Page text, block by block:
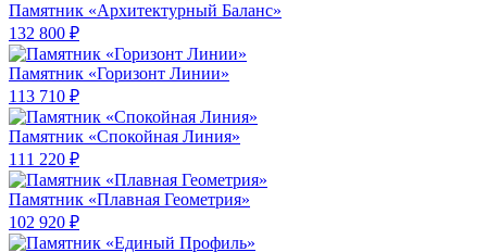
Памятник «Архитектурный Баланс»
132 800 ₽
Памятник «Горизонт Линии»
113 710 ₽
Памятник «Спокойная Линия»
111 220 ₽
Памятник «Плавная Геометрия»
102 920 ₽